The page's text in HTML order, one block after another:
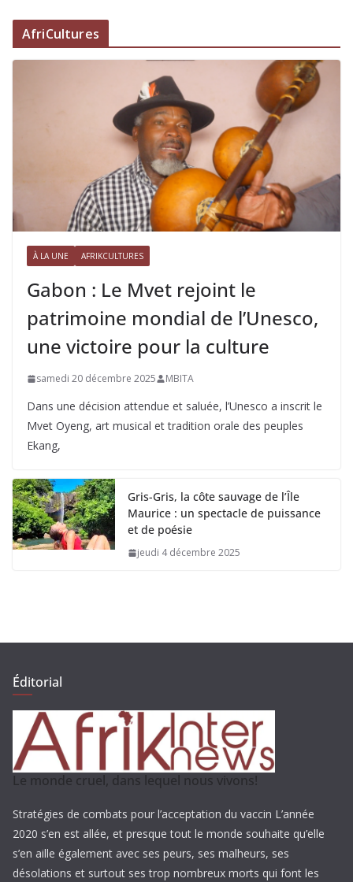
AfriCultures
À LA UNE AFRIKCULTURES
Gabon : Le Mvet rejoint le
patrimoine mondial de l’Unesco,
une victoire pour la culture
samedi 20 décembre 2025 MBITA
Dans une décision attendue et saluée, l’Unesco a inscrit le
Mvet Oyeng, art musical et tradition orale des peuples
Ekang,
Gris-Gris, la côte sauvage de l’Île
Maurice : un spectacle de puissance
et de poésie
jeudi 4 décembre 2025
Éditorial
Le monde cruel, dans lequel nous vivons!
Stratégies de combats pour l’acceptation du vaccin L’année
2020 s’en est allée, et presque tout le monde souhaite qu’elle
s’en aille également avec ses peurs, ses malheurs, ses
désolations et surtout ses trop nombreux morts qui font les